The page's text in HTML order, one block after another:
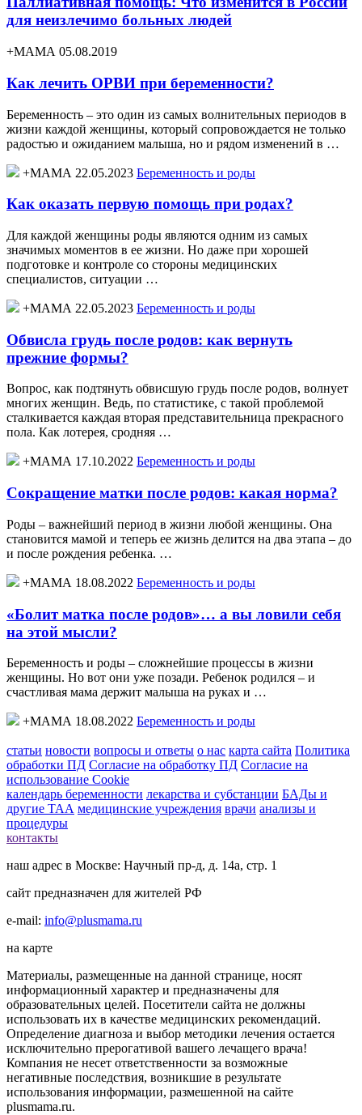
для неизлечимо больных людей
+МАМА 05.08.2019
Как лечить ОРВИ при беременности?
Беременность – это один из самых волнительных периодов в
жизни каждой женщины, который сопровождается не только
радостью и ожиданием малыша, но и рядом изменений в …
+МАМА 22.05.2023 Беременность и роды
Как оказать первую помощь при родах?
Для каждой женщины роды являются одним из самых
значимых моментов в ее жизни. Но даже при хорошей
подготовке и контроле со стороны медицинских
специалистов, ситуации …
+МАМА 22.05.2023 Беременность и роды
Обвисла грудь после родов: как вернуть
прежние формы?
Вопрос, как подтянуть обвисшую грудь после родов, волнует
многих женщин. Ведь, по статистике, с такой проблемой
сталкивается каждая вторая представительница прекрасного
пола. Как лотерея, сродняя …
+МАМА 17.10.2022 Беременность и роды
Сокращение матки после родов: какая норма?
Роды – важнейший период в жизни любой женщины. Она
становится мамой и теперь ее жизнь делится на два этапа – до
и после рождения ребенка. …
+МАМА 18.08.2022 Беременность и роды
«Болит матка после родов»… а вы ловили себя
на этой мысли?
Беременность и роды – сложнейшие процессы в жизни
женщины. Но вот они уже позади. Ребенок родился – и
счастливая мама держит малыша на руках и …
+МАМА 18.08.2022 Беременность и роды
статьи новости вопросы и ответы о нас карта сайта Политика
обработки ПД Согласие на обработку ПД Согласие на
использование Cookie
календарь беременности лекарства и субстанции БАДы и
другие ТАА медицинские учреждения врачи анализы и
процедуры
контакты
наш адрес в Москве: Научный пр-д, д. 14а, стр. 1
сайт предназначен для жителей РФ
e-mail: info@plusmama.ru
на карте
Материалы, размещенные на данной странице, носят
информационный характер и предназначены для
образовательных целей. Посетители сайта не должны
использовать их в качестве медицинских рекомендаций.
Определение диагноза и выбор методики лечения остается
исключительно прерогативой вашего лечащего врача!
Компания не несет ответственности за возможные
негативные последствия, возникшие в результате
использования информации, размешенной на сайте
plusmama.ru.